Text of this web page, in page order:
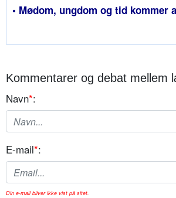
• Mødom, ungdom og tid kommer
Kommentarer og debat mellem
Navn*:
E-mail*:
Din e-mail bliver ikke vist på sitet.